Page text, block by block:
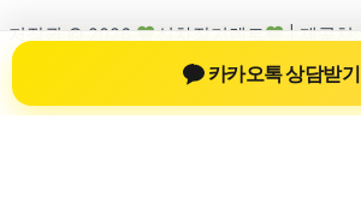
저작권 © 2026 신차장기렌트 | 제공처:
테마
카카오톡 상담받기